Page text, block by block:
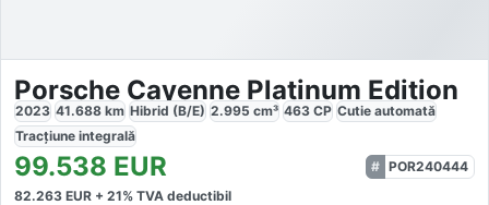
Porsche Cayenne Platinum Edition
2023 41.688 km Hibrid (B/E) 2.995 cm³ 463 CP Cutie automată
Tracțiune integrală
99.538 EUR
POR240444
82.263 EUR + 21% TVA deductibil